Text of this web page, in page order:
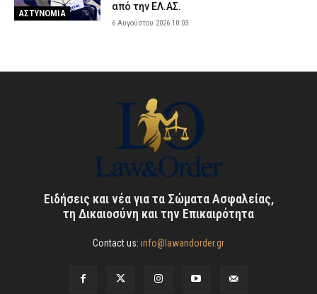
ΑΣΤΥΝΟΜΙΑ
από την ΕΛ.ΑΣ.
6 Αυγούστου 2026 10:03
Ειδήσεις και νέα για τα Σώματα Ασφαλείας,
τη Δικαιοσύνη και την Επικαιρότητα
Contact us: info@lawandorder.gr